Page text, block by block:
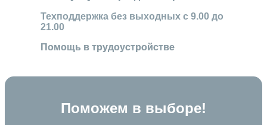
Техподдержка без выходных с 9.00 до
21.00
Помощь в трудоустройстве
Поможем в выборе!